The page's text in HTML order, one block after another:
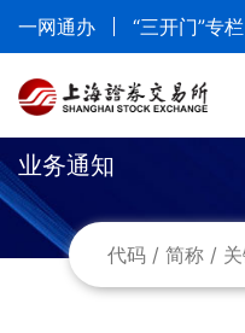
一网通办 “三开门”专栏
返回
业务通知
业务通知